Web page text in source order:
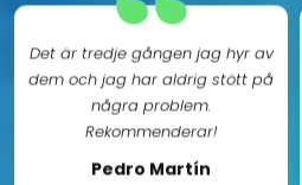
Det är tredje gången jag hyr av
dem och jag har aldrig stött på
några problem.
Rekommenderar!
Pedro Martín